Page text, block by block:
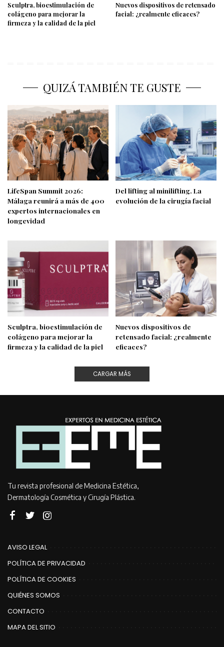
Sculptra, bioestimulación de
colágeno para mejorar la
firmeza y la calidad de la piel
Nuevos dispositivos de retensado
facial: ¿realmente eficaces?
QUIZÁ TAMBIÉN TE GUSTE
LifeSpan Summit 2026:
Málaga reunirá a más de 400
expertos internacionales en
longevidad
Del lifting al minilifting. La
evolución de la cirugía facial
Sculptra, bioestimulación de
colágeno para mejorar la
firmeza y la calidad de la piel
Nuevos dispositivos de
retensado facial: ¿realmente
eficaces?
CARGAR MÁS
Tu revista profesional de Medicina Estética,
Dermatología Cosmética y Cirugía Plástica.
AVISO LEGAL
POLÍTICA DE PRIVACIDAD
POLÍTICA DE COOKIES
QUIÉNES SOMOS
CONTACTO
MAPA DEL SITIO